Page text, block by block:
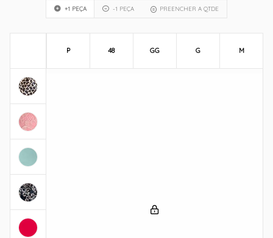
+1 PEÇA -1 PEÇA PREENCHER A QTDE
P 48 GG G M